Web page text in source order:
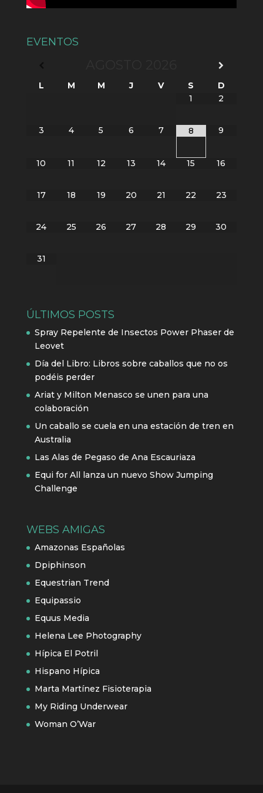
EVENTOS
L M M J V S
D
1
2
3 4 5 6 7 8 9
10 11 12 13 14 15 16
17 18 19 20 21 22 23
24 25 26 27 28 29 30
31
ÚLTIMOS POSTS
Spray Repelente de Insectos Power Phaser de
Leovet
Día del Libro: Libros sobre caballos que no os
podéis perder
Ariat y Milton Menasco se unen para una
colaboración
Un caballo se cuela en una estación de tren en
Australia
Las Alas de Pegaso de Ana Escauriaza
Equi for All lanza un nuevo Show Jumping
Challenge
WEBS AMIGAS
Amazonas Españolas
Dpiphinson
Equestrian Trend
Equipassio
Equus Media
Helena Lee Photography
Hípica El Potril
Hispano Hípica
Marta Martínez Fisioterapia
My Riding Underwear
Woman O’War